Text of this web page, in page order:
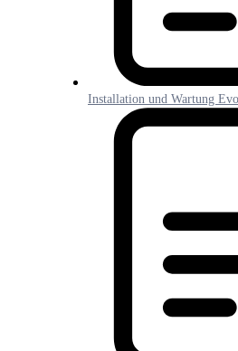
Installation und Wartung